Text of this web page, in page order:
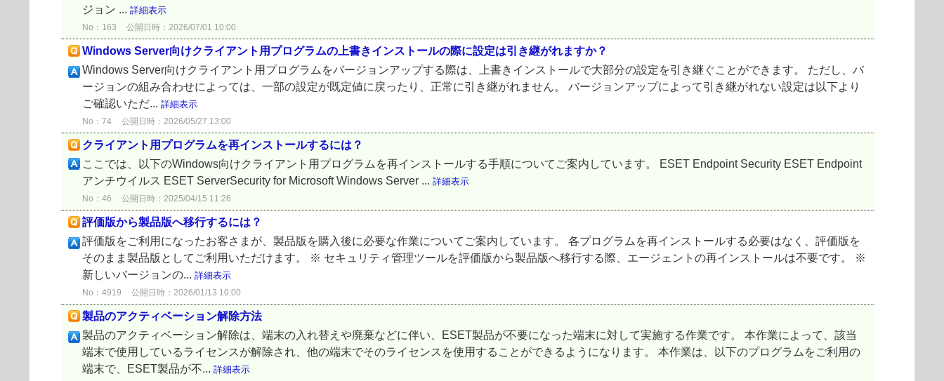
ジョン ... 詳細表示
No：163 公開日時：2026/07/01 10:00
Windows Server向けクライアント用プログラムの上書きインストールの際に設定は引き継がれますか？
Windows Server向けクライアント用プログラムをバージョンアップする際は、上書きインストールで大部分の設定を引き継ぐことができます。 ただし、バ
ージョンの組み合わせによっては、一部の設定が既定値に戻ったり、正常に引き継がれません。 バージョンアップによって引き継がれない設定は以下より
ご確認いただ... 詳細表示
No：74 公開日時：2026/05/27 13:00
クライアント用プログラムを再インストールするには？
ここでは、以下のWindows向けクライアント用プログラムを再インストールする手順についてご案内しています。 ESET Endpoint Security ESET Endpoint
アンチウイルス ESET ServerSecurity for Microsoft Windows Server ... 詳細表示
No：46 公開日時：2025/04/15 11:26
評価版から製品版へ移行するには？
評価版をご利用になったお客さまが、製品版を購入後に必要な作業についてご案内しています。 各プログラムを再インストールする必要はなく、評価版を
そのまま製品版としてご利用いただけます。 ※ セキュリティ管理ツールを評価版から製品版へ移行する際、エージェントの再インストールは不要です。 ※
新しいバージョンの... 詳細表示
No：4919 公開日時：2026/01/13 10:00
製品のアクティベーション解除方法
製品のアクティベーション解除は、端末の入れ替えや廃棄などに伴い、ESET製品が不要になった端末に対して実施する作業です。 本作業によって、該当
端末で使用しているライセンスが解除され、他の端末でそのライセンスを使用することができるようになります。 本作業は、以下のプログラムをご利用の
端末で、ESET製品が不... 詳細表示